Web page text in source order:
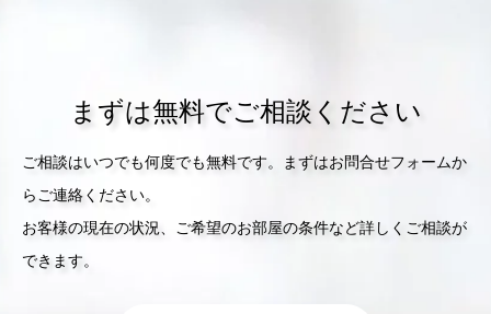
まずは無料でご相談ください
ご相談はいつでも何度でも無料です。まずはお問合せフォームか
らご連絡ください。
お客様の現在の状況、ご希望のお部屋の条件など詳しくご相談が
できます。